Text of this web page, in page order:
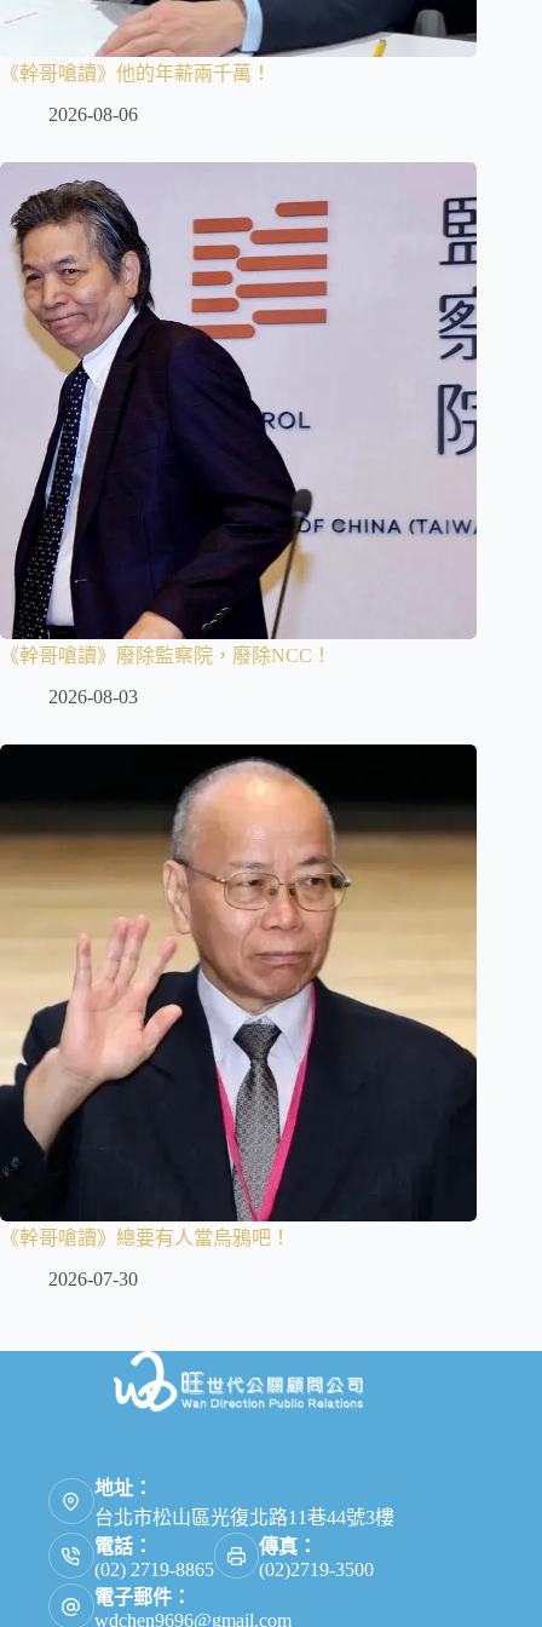
《幹哥嗆讀》他的年薪兩千萬！
2026-08-06
《幹哥嗆讀》廢除監察院，廢除NCC！
2026-08-03
《幹哥嗆讀》總要有人當烏鴉吧！
2026-07-30
地址：
台北市松山區光復北路11巷44號3樓
電話：
(02) 2719-8865
傳真：
(02)2719-3500
電子郵件：
wdchen9696@gmail.com